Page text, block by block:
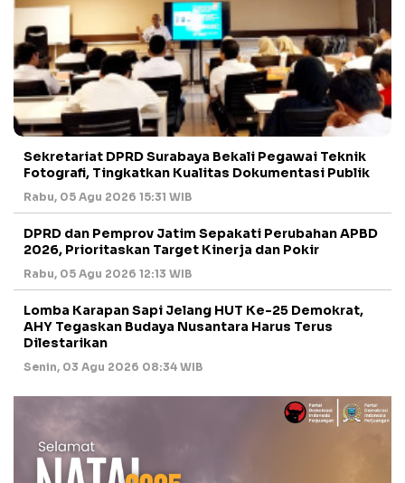
Sekretariat DPRD Surabaya Bekali Pegawai Teknik
Fotografi, Tingkatkan Kualitas Dokumentasi Publik
Rabu, 05 Agu 2026 15:31 WIB
DPRD dan Pemprov Jatim Sepakati Perubahan APBD
2026, Prioritaskan Target Kinerja dan Pokir
Rabu, 05 Agu 2026 12:13 WIB
Lomba Karapan Sapi Jelang HUT Ke-25 Demokrat,
AHY Tegaskan Budaya Nusantara Harus Terus
Dilestarikan
Senin, 03 Agu 2026 08:34 WIB